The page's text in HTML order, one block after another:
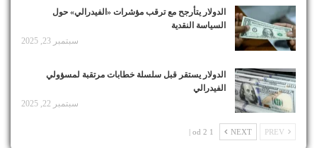
الدولار يتأرجح مع ترقب مؤشرات «الفيدرالي» حول
السياسة النقدية
سبتمبر 23, 2025
الدولار يستقر قبل سلسلة خطابات مرتقبة لمسؤولي
الفيدرالي
سبتمبر 22, 2025
NEXT
1 od 2 |